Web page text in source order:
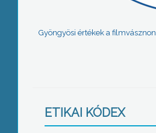
Gyöngyösi értékek a filmvásznon
ETIKAI KÓDEX